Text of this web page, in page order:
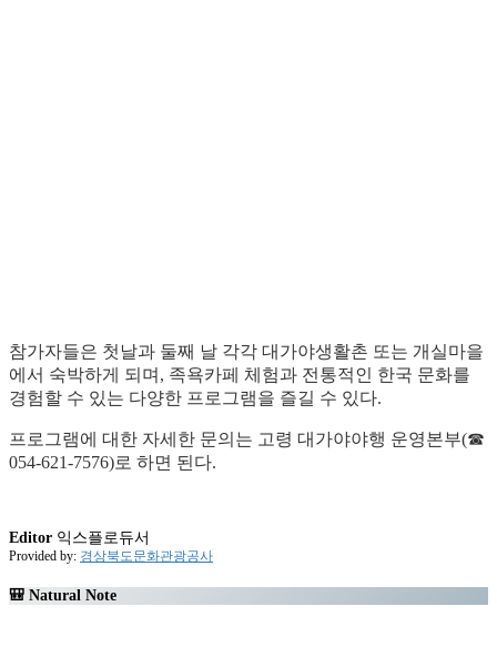
참가자들은 첫날과 둘째 날 각각 대가야생활촌 또는 개실마을
에서 숙박하게 되며, 족욕카페 체험과 전통적인 한국 문화를
경험할 수 있는 다양한 프로그램을 즐길 수 있다.
프로그램에 대한 자세한 문의는 고령 대가야야행 운영본부(☎
054-621-7576)로 하면 된다.
Editor 익스플로듀서
Provided by: 경상북도문화관광공사
🎒 Natural Note